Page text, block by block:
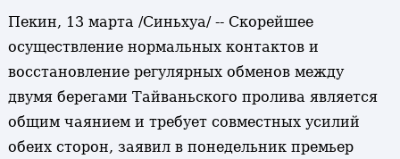
Пекин, 13 марта /Синьхуа/ -- Скорейшее
осуществление нормальных контактов и
восстановление регулярных обменов между
двумя берегами Тайваньского пролива является
общим чаянием и требует совместных усилий
обеих сторон, заявил в понедельник премьер